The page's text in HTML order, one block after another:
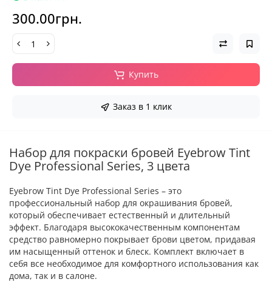
300.00грн.
Купить
Заказ в 1 клик
Набор для покраски бровей Eyebrow Tint
Dye Professional Series, 3 цвета
Eyebrow Tint Dye Professional Series – это
профессиональный набор для окрашивания бровей,
который обеспечивает естественный и длительный
эффект. Благодаря высококачественным компонентам
средство равномерно покрывает брови цветом, придавая
им насыщенный оттенок и блеск. Комплект включает в
себя все необходимое для комфортного использования как
дома, так и в салоне.